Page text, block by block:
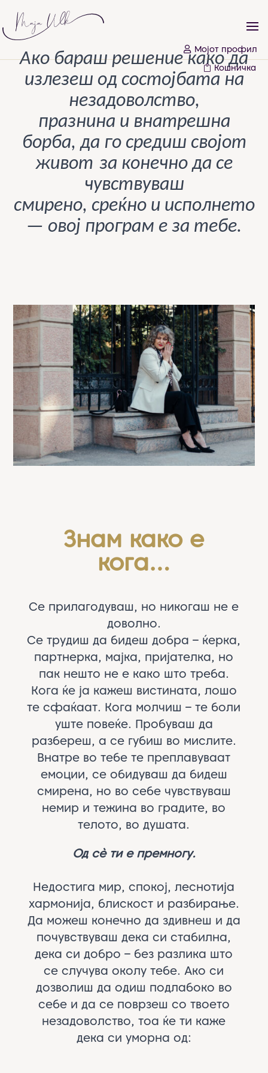
Мојот профил
Кошничка
Ако бараш решение какода
излезеш од состојбата на
незадоволство,
празнина и внатрешна
борба, да го средиш својот
живот за конечно да се
чувствуваш
смирено, среќно и исполнето
— овој програм е за тебе.
Знам како е
кога…
Се прилагодуваш, но никогаш не е
доволно.
Се трудиш да бидеш добра – ќерка,
партнерка, мајка, пријателка, но
пак нешто не е како што треба.
Кога ќе ја кажеш вистината, лошо
те сфаќаат. Кога молчиш – те боли
уште повеќе. Пробуваш да
разбереш, а се губиш во мислите.
Внатре во тебе те преплавуваат
емоции, се обидуваш да бидеш
смирена, но во себе чувствуваш
немир и тежина во градите, во
телото, во душата.
Од сè ти е премногу.
Недостига мир, спокој, леснотија
хармонија, блискост и разбирање.
Да можеш конечно да здивнеш и да
почувствуваш дека си стабилна,
дека си добро – без разлика што
се случува околу тебе. Ако си
дозволиш да одиш подлабоко во
себе и да се поврзеш со твоето
незадоволство, тоа ќе ти каже
дека си уморна од: